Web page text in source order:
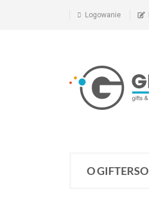
Logowanie
O GIFTERSO